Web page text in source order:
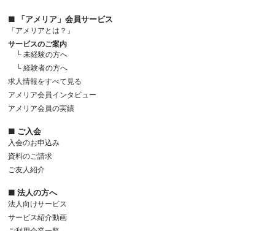
■ 「アメリア」会員サービス
「アメリアとは？」
サービスのご案内
└ 未経験の方へ
└ 経験者の方へ
求人情報をすべて見る
アメリア会員インタビュー
アメリア会員の実績
■ ご入会
入会のお申込み
資料のご請求
ご友人紹介
■ 法人の方へ
法人向けサービス
サービス紹介動画